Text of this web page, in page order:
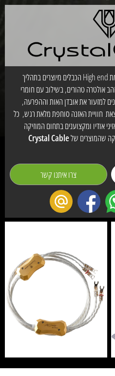
יצרנית כבלי אודיו ברמת High end הכבלים מיוצרים בתהליך
אולטרה טהורים, בשילוב עם חומרי
למזעור את אובדן האות וההפרעה,
חוויית האזנה סוחפת מלאת רגש, כל
אודיו ומקצוענים בתחום המוזיקה
שהמוצרים שלCrystal Cable
צרו איתנו קשר